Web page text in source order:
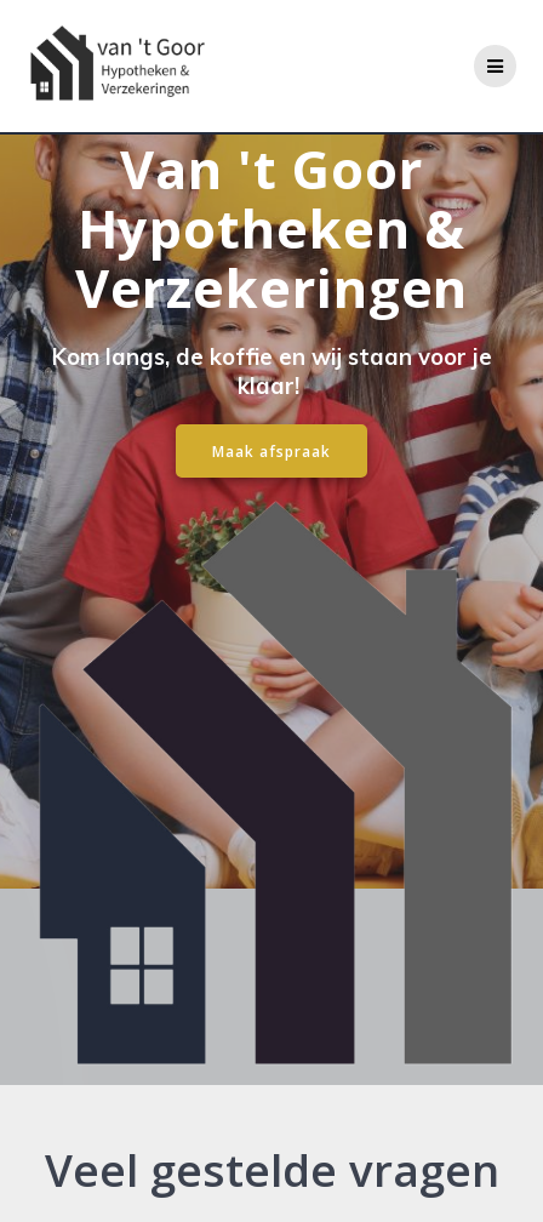
Van 't Goor
Hypotheken &
Verzekeringen
Kom langs, de koffie en wij staan voor je
klaar!
Maak afspraak
Veel gestelde vragen